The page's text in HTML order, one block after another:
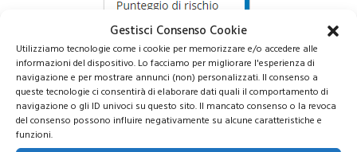
Gestisci Consenso Cookie
Utilizziamo tecnologie come i cookie per memorizzare e/o accedere alle
informazioni del dispositivo. Lo facciamo per migliorare l'esperienza di
navigazione e per mostrare annunci (non) personalizzati. Il consenso a
queste tecnologie ci consentirà di elaborare dati quali il comportamento di
navigazione o gli ID univoci su questo sito. Il mancato consenso o la revoca
del consenso possono influire negativamente su alcune caratteristiche e
funzioni.